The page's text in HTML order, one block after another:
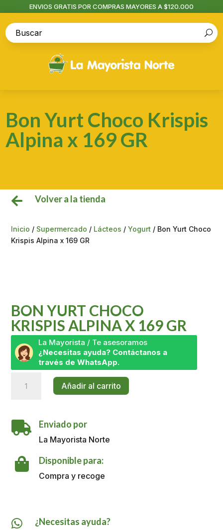
ENVIOS GRATIS POR COMPRAS MAYORES A $120.000
Bon Yurt Choco Krispis
Alpina x 169 GR
 Volver a la tienda
Inicio / Supermercado / Lácteos /Yogurt / Bon Yurt Choco
Krispis Alpina x 169 GR
BON YURT CHOCO
KRISPIS ALPINA X 169 GR
La Mayorista / Te asesoramos
¿Necesitas ayuda? Contáctanos a
través de WhatsApp.
Alpina
x
GR
cantidad
Añadir al carrito
 Enviado por
La Mayorista Norte
 Disponible para:
Compra y recoge
 ¿Necesitas ayuda?